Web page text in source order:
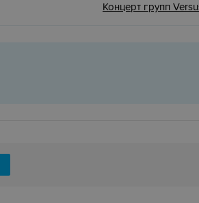
Концерт групп